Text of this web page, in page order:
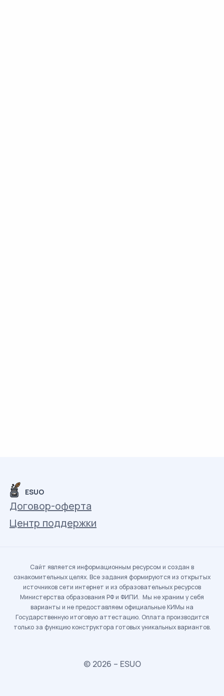
ESUO
Договор-оферта
Центр поддержки
Сайт является информационным ресурсом и создан в
ознакомительных целях. Все задания формируются из открытых
источников сети интернет и из образовательных ресурсов
Министерства образования РФ и ФИПИ. Мы не храним у себя
варианты и не предоставляем официальные КИМы на
Государственную итоговую аттестацию. Оплата производится
только за функцию конструктора готовых уникальных вариантов.
© 2026 – ESUO